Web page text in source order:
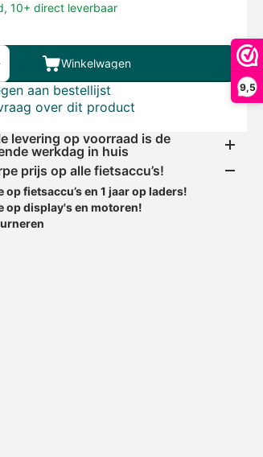
9,5
10+ direct leverbaar
Winkelwagen
aan bestellijst
over dit product
levering op voorraad is de
werkdag in huis
prijs op alle fietsaccu’s!
op fietsaccu’s en 1 jaar op laders!
op display's en motoren!